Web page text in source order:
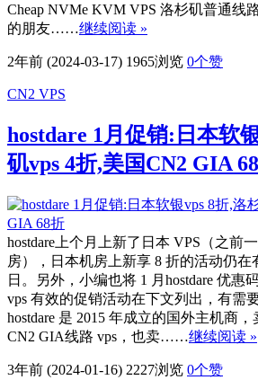
Cheap NVMe KVM VPS 洛杉矶普通线
的朋友……继续阅读 »
2年前 (2024-03-17) 1965浏览 0个赞
CN2 VPS
hostdare 1月促销:日本软
矶vps 4折,美国CN2 GIA
hostdare上个月上新了日本 VPS（之前
房），日本机房上新享 8 折的活动仍在
日。另外，小编也将 1 月hostdare 优惠
vps 有效的促销活动在下文列出，有需
hostdare 是 2015 年成立的国外主机商
CN2 GIA线路 vps，也卖……继续阅读 »
3年前 (2024-01-16) 2227浏览 0个赞